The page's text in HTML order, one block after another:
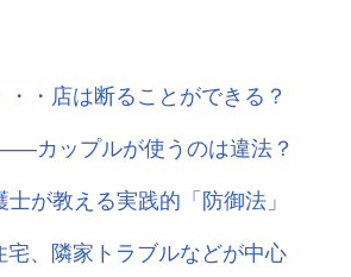
・店は断ることができる？
カップルが使うのは違法？
が教える実践的「防御法」
、隣家トラブルなどが中心